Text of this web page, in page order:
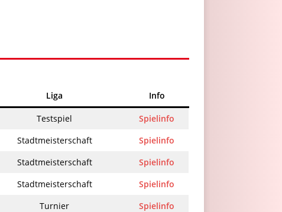
Liga Info
Testspiel
Spielinfo
Stadtmeisterschaft
Spielinfo
Stadtmeisterschaft
Spielinfo
Stadtmeisterschaft
Spielinfo
Turnier
Spielinfo